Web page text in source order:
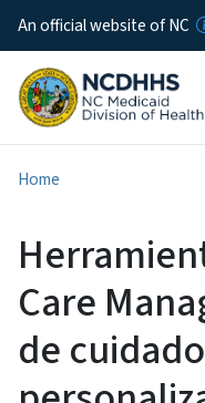
Skip to main content
An official website of NC
Home
Care
de